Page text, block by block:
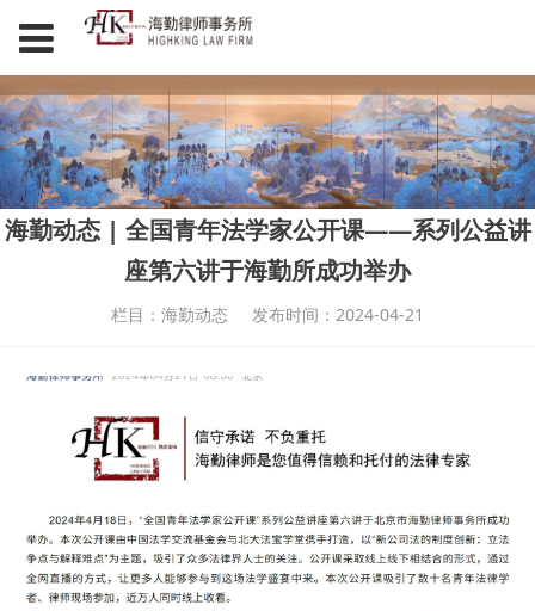
海勤动态 | 全国青年法学家公开课——系列公益讲
座第六讲于海勤所成功举办
栏目：海勤动态 发布时间：2024-04-21